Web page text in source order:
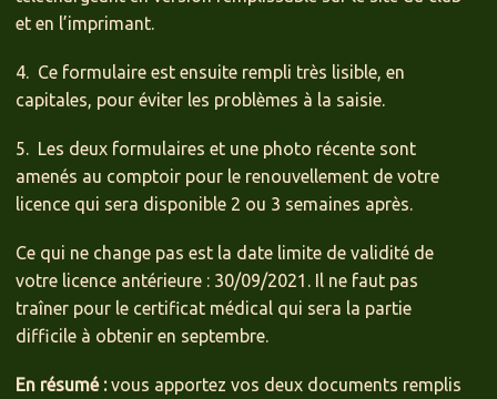
et en l’imprimant.
4. Ce formulaire est ensuite rempli très lisible, en
capitales, pour éviter les problèmes à la saisie.
5. Les deux formulaires et une photo récente sont
amenés au comptoir pour le renouvellement de votre
licence qui sera disponible 2 ou 3 semaines après.
Ce qui ne change pas est la date limite de validité de
votre licence antérieure : 30/09/2021. Il ne faut pas
traîner pour le certificat médical qui sera la partie
difficile à obtenir en septembre.
En résumé :vous apportez vos deux documents remplis